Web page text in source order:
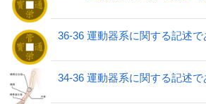
36-36 運動器系に関する記述で
34-36 運動器系に関する記述で